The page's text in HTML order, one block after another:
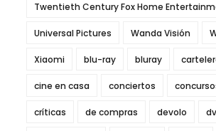
Twentieth Century Fox Home
Universal Pictures Wanda Visión
Xiaomi blu-ray bluray
cine en casa conciertos
críticas de compras devolo